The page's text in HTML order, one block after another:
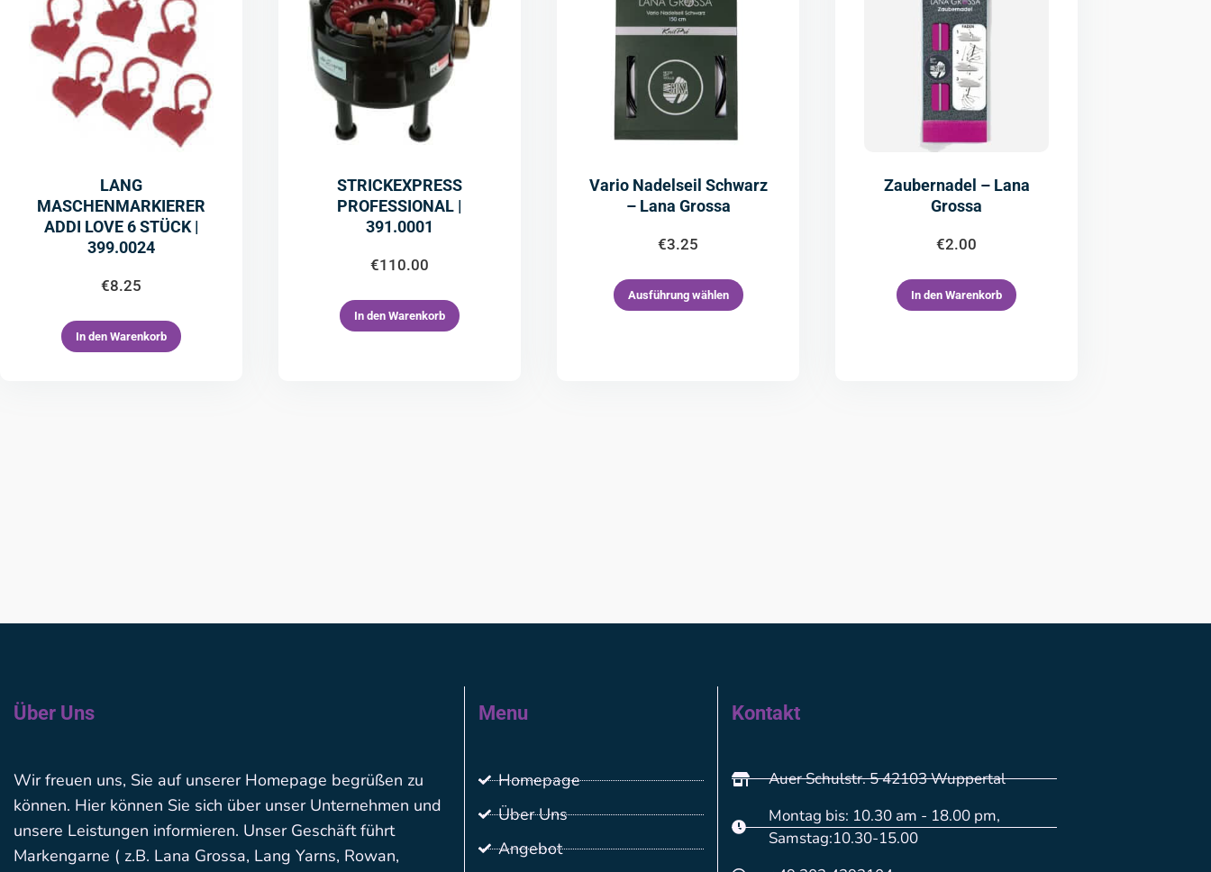
LANG
MASCHENMARKIERER
ADDI LOVE 6 STÜCK |
399.0024
€8.25
In den Warenkorb
STRICKEXPRESS
PROFESSIONAL |
391.0001
€110.00
In den Warenkorb
Vario Nadelseil Schwarz
– Lana Grossa
€3.25
Ausführung wählen
Zaubernadel – Lana
Grossa
€2.00
In den Warenkorb
Über Uns
Wir freuen uns, Sie auf unserer Homepage begrüßen zu
können. Hier können Sie sich über unser Unternehmen und
unsere Leistungen informieren. Unser Geschäft führt
Markengarne ( z.B. Lana Grossa, Lang Yarns, Rowan,
Menu
Homepage
Über Uns
Angebot
Kontakt
Auer Schulstr. 5 42103 Wuppertal
Montag bis: 10.30 am - 18.00 pm,
Samstag:10.30-15.00